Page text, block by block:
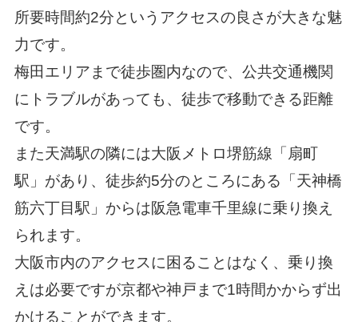
所要時間約2分というアクセスの良さが大きな魅
力です。
梅田エリアまで徒歩圏内なので、公共交通機関
にトラブルがあっても、徒歩で移動できる距離
です。
また天満駅の隣には大阪メトロ堺筋線「扇町
駅」があり、徒歩約5分のところにある「天神橋
筋六丁目駅」からは阪急電車千里線に乗り換え
られます。
大阪市内のアクセスに困ることはなく、乗り換
えは必要ですが京都や神戸まで1時間かからず出
かけることができます。